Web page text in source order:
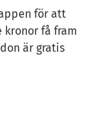
för att
få fram
är gratis